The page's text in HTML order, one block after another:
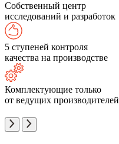
Собственный центр
исследований и разработок
5 ступеней контроля
качества на производстве
Комплектующие только
от ведущих производителей